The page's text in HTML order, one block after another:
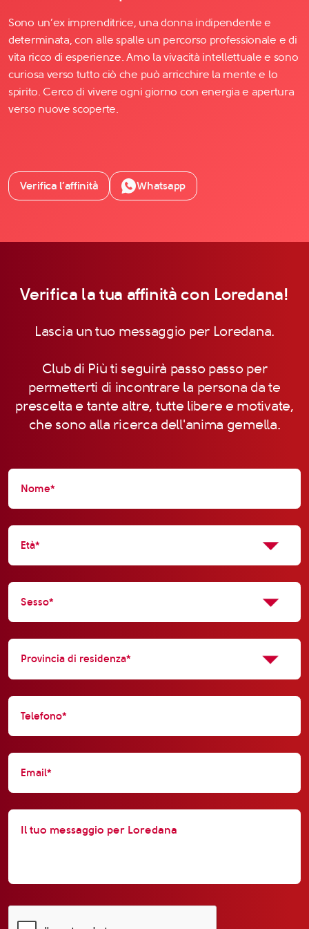
Sono un’ex imprenditrice, una donna indipendente e
determinata, con alle spalle un percorso professionale e di
vita ricco di esperienze. Amo la vivacità intellettuale e sono
curiosa verso tutto ciò che può arricchire la mente e lo
spirito. Cerco di vivere ogni giorno con energia e apertura
verso nuove scoperte.
Verifica l’affinità Whatsapp
Verifica la tua affinità con Loredana!
Lascia un tuo messaggio per Loredana.
Club di Più ti seguirà passo passo per
permetterti di incontrare la persona da te
prescelta e tante altre, tutte libere e motivate,
che sono alla ricerca dell'anima gemella.